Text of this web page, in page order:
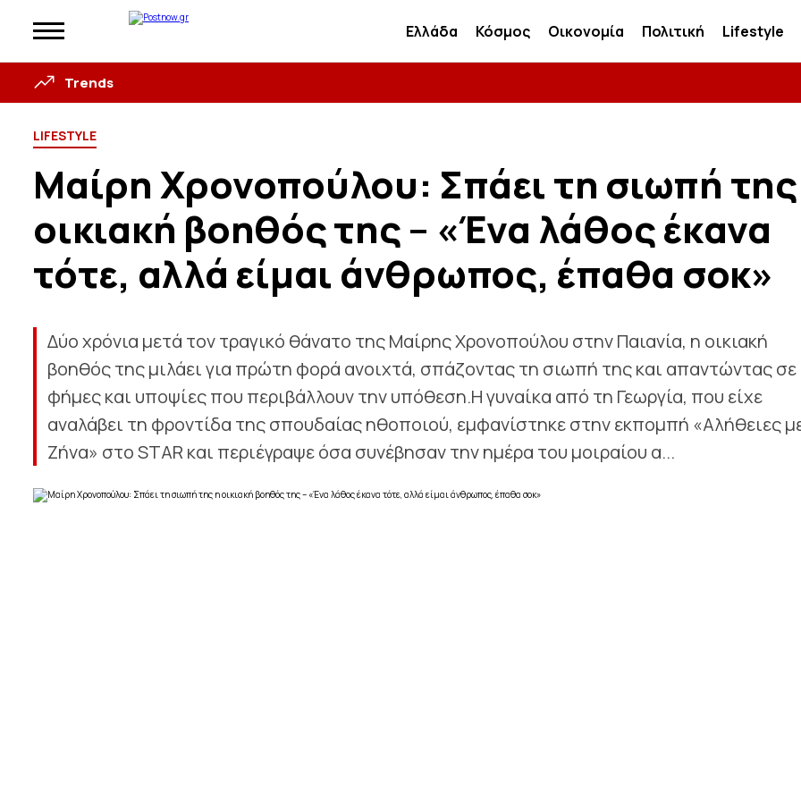
Ελλάδα Κόσμος Οικονομία Πολιτική Lifestyle
Trends
LIFESTYLE
Μαίρη Χρονοπούλου: Σπάει τη σιωπή
οικιακή βοηθός της – «Ένα λάθος έκανα
τότε, αλλά είμαι άνθρωπος, έπαθα σοκ»
Δύο χρόνια μετά τον τραγικό θάνατο της Μαίρης Χρονοπούλου στην Παιανία, η οικιακή
βοηθός της μιλάει για πρώτη φορά ανοιχτά, σπάζοντας τη σιωπή της και απαντώντας σε
φήμες και υποψίες που περιβάλλουν την υπόθεση.Η γυναίκα από τη Γεωργία, που είχε
αναλάβει τη φροντίδα της σπουδαίας ηθοποιού, εμφανίστηκε στην εκπομπή «Αλήθειες
Ζήνα» στο STAR και περιέγραψε όσα συνέβησαν την ημέρα του μοιραίου α...